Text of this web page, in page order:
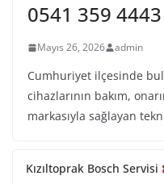
0541 359 4443
Mayıs 26, 2026 admin
Cumhuriyet ilçesinde
cihazlarının bakım,
markasıyla sağlayan
Kızıltoprak Bosch Servisi